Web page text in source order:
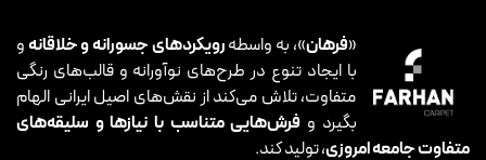
«فرهان»، به واسطهرویکردهای جسورانه و خلاقانهو
با ایجاد تنوع در طرح‌های نوآورانه و قالب‌های رنگی
متفاوت، تلاش می‌کند از نقش‌های اصیل ایرانی الهام
بگیرد و فرش‌هایی متناسب با نیازها و سلیقه‌های
متفاوت جامعه امروزی، تولید کند.